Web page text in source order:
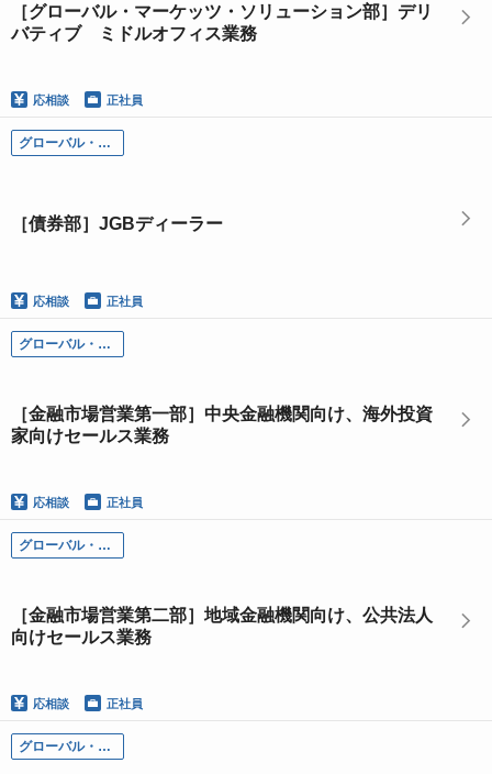
［グローバル・マーケッツ・ソリューション部］デリ
バティブ ミドルオフィス業務
応相談 正社員
グローバル・マーケッツ本部
［債券部］JGBディーラー
応相談 正社員
グローバル・マーケッツ本部
［金融市場営業第一部］中央金融機関向け、海外投資
家向けセールス業務
応相談 正社員
グローバル・マーケッツ本部
［金融市場営業第二部］地域金融機関向け、公共法人
向けセールス業務
応相談 正社員
グローバル・インベストメント・バンキング本部